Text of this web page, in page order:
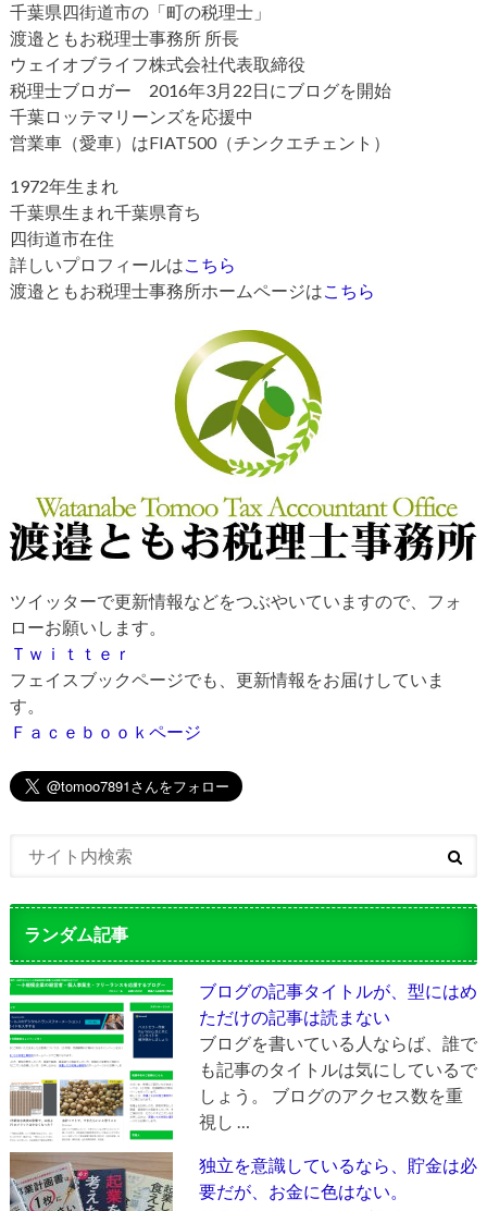
千葉県四街道市の「町の税理士」
渡邉ともお税理士事務所 所長
ウェイオブライフ株式会社代表取締役
税理士ブロガー 2016年3月22日にブログを開始
千葉ロッテマリーンズを応援中
営業車（愛車）はFIAT500（チンクエチェント）
1972年生まれ
千葉県生まれ千葉県育ち
四街道市在住
詳しいプロフィールはこちら
渡邉ともお税理士事務所ホームページはこちら
ツイッターで更新情報などをつぶやいていますので、フォ
ローお願いします。
Ｔｗｉｔｔｅｒ
フェイスブックページでも、更新情報をお届けしていま
す。
Ｆａｃｅｂｏｏｋページ
ランダム記事
ブログの記事タイトルが、型にはめ
ただけの記事は読まない
ブログを書いている人ならば、誰で
も記事のタイトルは気にしているで
しょう。 ブログのアクセス数を重
視し …
独立を意識しているなら、貯金は必
要だが、お金に色はない。